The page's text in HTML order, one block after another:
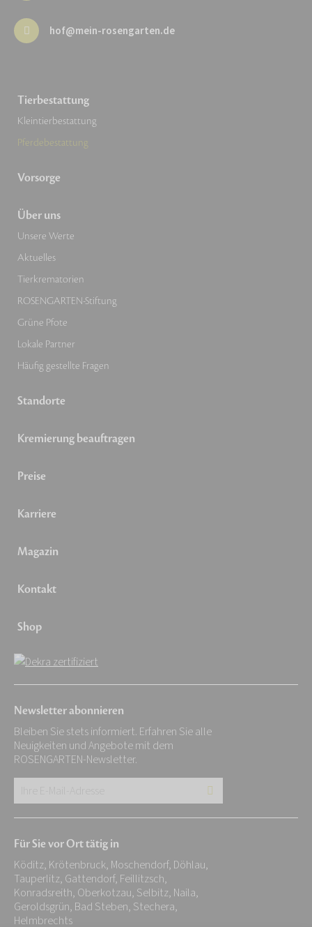
hof@mein-rosengarten.de
Tierbestattung
Kleintierbestattung
Pferdebestattung
Vorsorge
Über uns
Unsere Werte
Aktuelles
Tierkrematorien
ROSENGARTEN-Stiftung
Grüne Pfote
Lokale Partner
Häufig gestellte Fragen
Standorte
Kremierung beauftragen
Preise
Karriere
Magazin
Kontakt
Shop
Newsletter abonnieren
Bleiben Sie stets informiert. Erfahren Sie alle
Neuigkeiten und Angebote mit dem
ROSENGARTEN-Newsletter.
Adresse:
*
Für Sie vor Ort tätig in
Köditz, Krötenbruck, Moschendorf, Döhlau,
Tauperlitz, Gattendorf, Feillitzsch,
Konradsreith, Oberkotzau, Selbitz, Naila,
Geroldsgrün, Bad Steben, Stechera,
Helmbrechts